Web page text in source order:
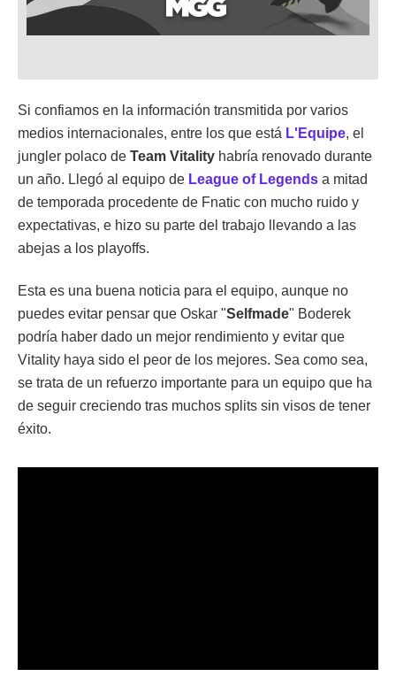
Si confiamos en la información transmitida por varios
medios internacionales, entre los que está L'Equipe, el
jungler polaco de Team Vitality habría renovado durante
un año. Llegó al equipo de League of Legends a mitad
de temporada procedente de Fnatic con mucho ruido y
expectativas, e hizo su parte del trabajo llevando a las
abejas a los playoffs.
Esta es una buena noticia para el equipo, aunque no
puedes evitar pensar que Oskar "Selfmade" Boderek
podría haber dado un mejor rendimiento y evitar que
Vitality haya sido el peor de los mejores. Sea como sea,
se trata de un refuerzo importante para un equipo que ha
de seguir creciendo tras muchos splits sin visos de tener
éxito.